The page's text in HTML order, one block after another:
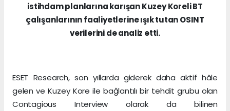
istihdam planlarına karışan Kuzey Koreli BT
çalışanlarının faaliyetlerine ışık tutan OSINT
verilerini de analiz etti.
ESET Research, son yıllarda giderek daha aktif hâle
gelen ve Kuzey Kore ile bağlantılı bir tehdit grubu olan
Contagious Interview olarak da bilinen